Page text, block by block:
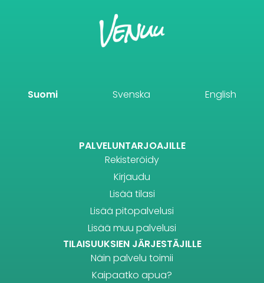
Suomi Svenska English
PALVELUNTARJOAJILLE
Rekisteröidy
Kirjaudu
Lisää tilasi
Lisää pitopalvelusi
Lisää muu palvelusi
TILAISUUKSIEN JÄRJESTÄJILLE
Näin palvelu toimii
Kaipaatko apua?